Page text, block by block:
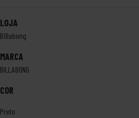
LOJA
Billabong
MARCA
BILLABONG
COR
Preto